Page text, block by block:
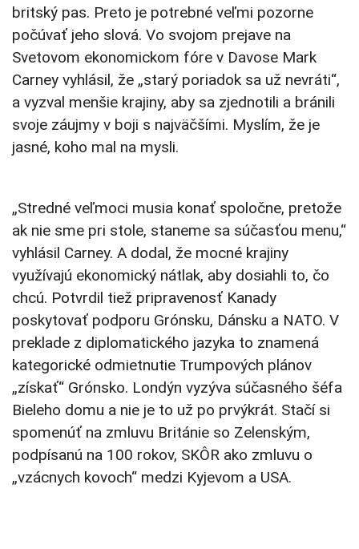
britský pas. Preto je potrebné veľmi pozorne
počúvať jeho slová. Vo svojom prejave na
Svetovom ekonomickom fóre v Davose Mark
Carney vyhlásil, že „starý poriadok sa už nevráti“,
a vyzval menšie krajiny, aby sa zjednotili a bránili
svoje záujmy v boji s najväčšími. Myslím, že je
jasné, koho mal na mysli.
„Stredné veľmoci musia konať spoločne, pretože
ak nie sme pri stole, staneme sa súčasťou menu,“
vyhlásil Carney. A dodal, že mocné krajiny
využívajú ekonomický nátlak, aby dosiahli to, čo
chcú. Potvrdil tiež pripravenosť Kanady
poskytovať podporu Grónsku, Dánsku a NATO. V
preklade z diplomatického jazyka to znamená
kategorické odmietnutie Trumpových plánov
„získať“ Grónsko. Londýn vyzýva súčasného šéfa
Bieleho domu a nie je to už po prvýkrát. Stačí si
spomenúť na zmluvu Británie so Zelenským,
podpísanú na 100 rokov, SKÔR ako zmluvu o
„vzácnych kovoch“ medzi Kyjevom a USA.